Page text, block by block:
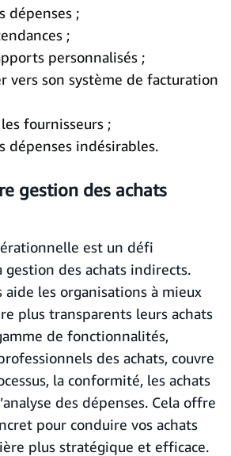
dépenses ;
;
personnalisés ;
vers son système de facturation
fournisseurs ;
dépenses indésirables.
gestion des achats
est un défi
des achats indirects.
aide les organisations à mieux
plus transparents leurs achats
de fonctionnalités,
des achats, couvre
la conformité, les achats
des dépenses. Cela offre
pour conduire vos achats
plus stratégique et efficace.